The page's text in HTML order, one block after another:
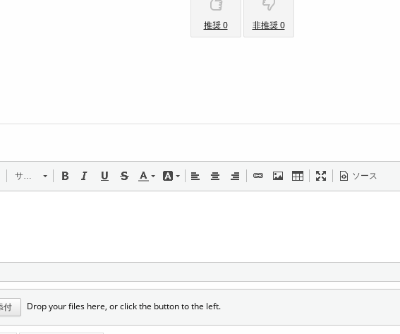
推奨 0 非推奨 0
サイズ ソース
付 Drop your files here, or click the button to the left.